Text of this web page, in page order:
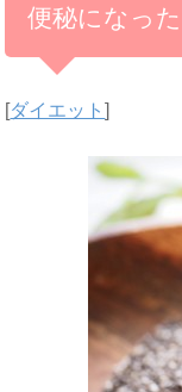
便秘になっ
[ダイエット]